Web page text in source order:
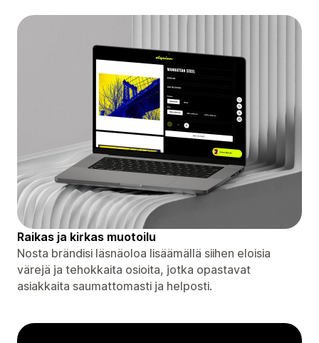
Raikas ja kirkas muotoilu
Nosta brändisi läsnäoloa lisäämällä siihen eloisia
värejä ja tehokkaita osioita, jotka opastavat
asiakkaita saumattomasti ja helposti.